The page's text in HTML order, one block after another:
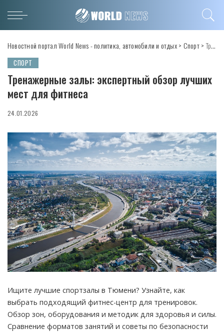
Новостной портал World News - политика, автомобили и отдых> Спорт>Тренажерные залы: экспертный обзор лучших мест для фитнеса
СПОРТ
Тренажерные залы: экспертный обзор лучших
мест для фитнеса
24.01.2026
Ищите лучшие спортзалы в Тюмени? Узнайте, как
выбрать подходящий фитнес-центр для тренировок.
Обзор зон, оборудования и методик для здоровья и силы.
Сравнение форматов занятий и советы по безопасности